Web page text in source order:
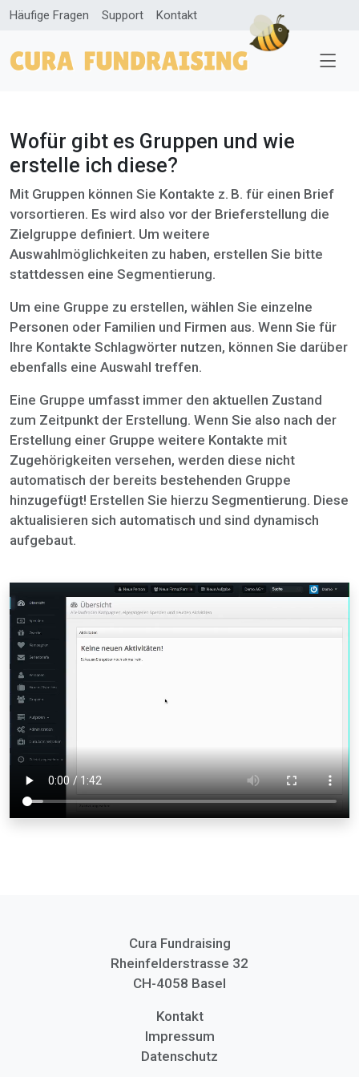
Häufige Fragen Support Kontakt
Wofür gibt es Gruppen und wie
erstelle ich diese?
Mit Gruppen können Sie Kontakte z. B. für einen Brief
vorsortieren. Es wird also vor der Brieferstellung die
Zielgruppe definiert. Um weitere
Auswahlmöglichkeiten zu haben, erstellen Sie bitte
stattdessen eine Segmentierung.
Um eine Gruppe zu erstellen, wählen Sie einzelne
Personen oder Familien und Firmen aus. Wenn Sie für
Ihre Kontakte Schlagwörter nutzen, können Sie darüber
ebenfalls eine Auswahl treffen.
Eine Gruppe umfasst immer den aktuellen Zustand
zum Zeitpunkt der Erstellung. Wenn Sie also nach der
Erstellung einer Gruppe weitere Kontakte mit
Zugehörigkeiten versehen, werden diese nicht
automatisch der bereits bestehenden Gruppe
hinzugefügt! Erstellen Sie hierzu Segmentierung. Diese
aktualisieren sich automatisch und sind dynamisch
aufgebaut.
Cura Fundraising
Rheinfelderstrasse 32
CH-4058 Basel
Kontakt
Impressum
Datenschutz